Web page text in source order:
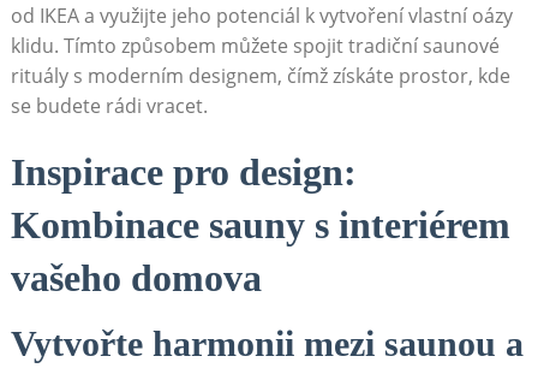
od IKEA a využijte ​jeho potenciál k⁤ vytvoření vlastní oázy
klidu. Tímto způsobem můžete spojit tradiční saunové
rituály s moderním‍ designem, ‍čímž ‌získáte prostor, kde
se budete rádi vracet.
Inspirace ​pro design:
Kombinace sauny s interiérem
⁣vašeho ⁣domova
Vytvořte ⁣harmonii‍ mezi ‍saunou a